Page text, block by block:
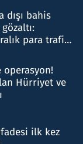
dışı bahis
para trafiği
operasyon!
Hürriyet ve
ilk kez